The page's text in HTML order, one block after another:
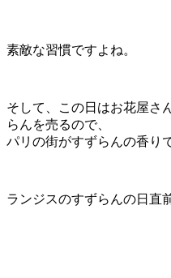
素敵な習慣ですよね。
そして、この日はお花屋さ
らんを売るので、
パリの街がすずらんの香り
ランジスのすずらんの日直